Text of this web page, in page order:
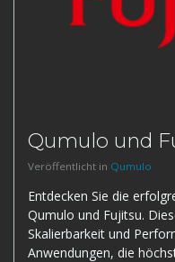
Qumulo und
Veröffentlicht in Qumulo
Entdecken Sie die
Qumulo und Fujitsu.
Skalierbarkeit und
Anwendungen, die